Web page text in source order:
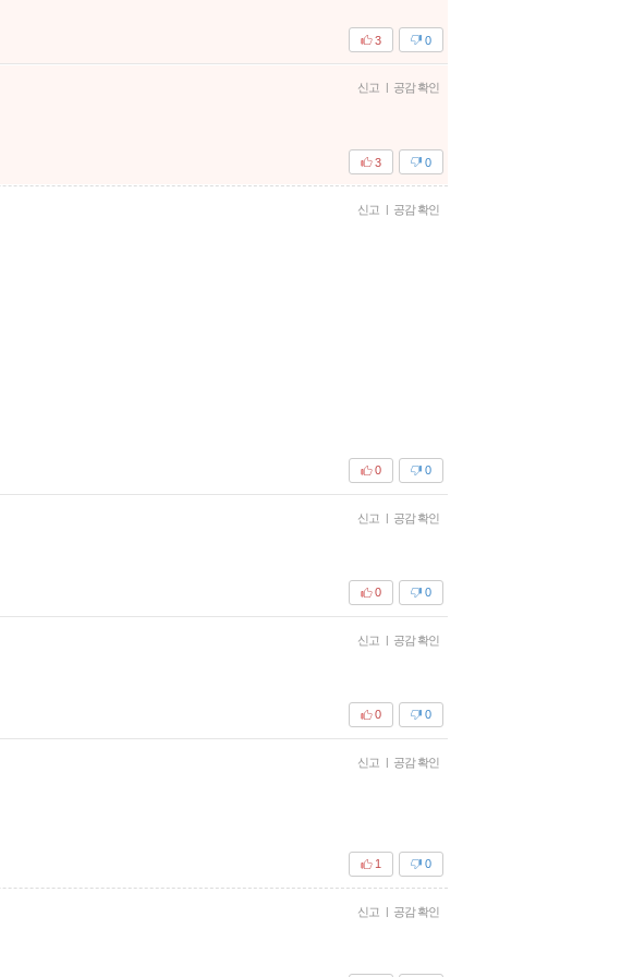
0
3
신고 | 공감 확인
0
3
신고 | 공감 확인
0
0
신고 | 공감 확인
0
0
신고 | 공감 확인
0
0
신고 | 공감 확인
0
1
신고 | 공감 확인